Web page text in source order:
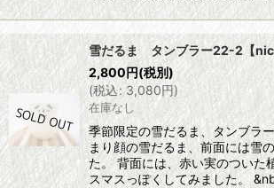
雪だるま タンブラー22-2【
2,800円(税別)
(税込: 3,080円)
在庫なし
季節限定の雪だるま、タンブラ
まり顔の雪だるま、前面には雪
た。 背面には、赤い実のついた
スマスっぽくしてみました。